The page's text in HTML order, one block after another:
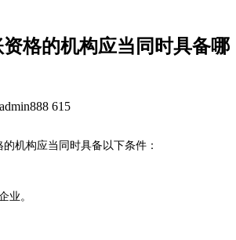
格的机构应当同时具备哪
admin888 615
机构应当同时具备以下条件：
业。